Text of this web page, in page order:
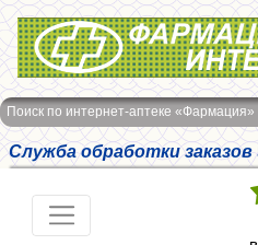
Интернет-аптека Фармация
Поиск по интернет-аптеке «Фармация»
Служба обработки заказов